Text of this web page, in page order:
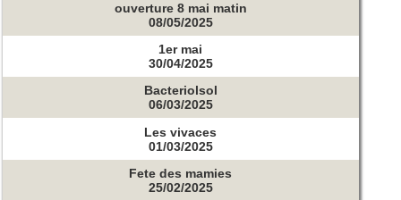
ouverture 8 mai matin
08/05/2025
1er mai
30/04/2025
Bacteriolsol
06/03/2025
Les vivaces
01/03/2025
Fete des mamies
25/02/2025